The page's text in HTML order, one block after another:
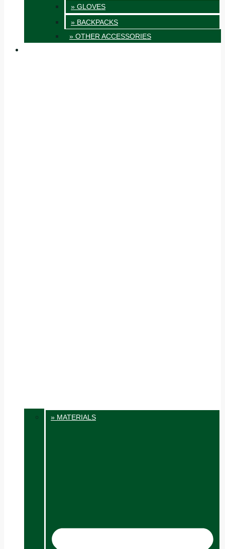
» GLOVES
» BACKPACKS
» OTHER ACCESSORIES
» MATERIALS